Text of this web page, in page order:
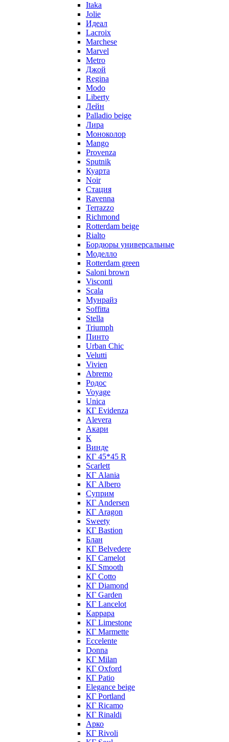
Itaka
Jolie
Идеал
Lacroix
Marchese
Marvel
Metro
Джой
Regina
Modo
Liberty
Лейн
Palladio beige
Лира
Моноколор
Mango
Provenza
Sputnik
Куарта
Noir
Стация
Ravenna
Terrazzo
Richmond
Rotterdam beige
Rialto
Бордюры универсальные
Моделло
Rotterdam green
Saloni brown
Visconti
Scala
Мунрайз
Soffitta
Stella
Triumph
Пинто
Urban Chic
Velutti
Vivien
Abremo
Родос
Voyage
Unica
КГ Evidenza
Alevera
Акари
К
Винде
КГ 45*45 R
Scarlett
КГ Alania
КГ Albero
Суприм
КГ Andersen
КГ Aragon
Sweety
КГ Bastion
Блан
КГ Belvedere
КГ Camelot
КГ Smooth
КГ Cotto
КГ Diamond
КГ Garden
КГ Lancelot
Каррара
КГ Limestone
КГ Marmette
Eccelente
Donna
КГ Milan
КГ Oxford
КГ Patio
Elegance beige
КГ Portland
КГ Ricamo
КГ Rinaldi
Арко
КГ Rivoli